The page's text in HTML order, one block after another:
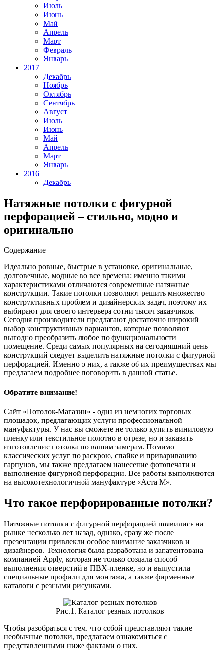
Июль
Июнь
Май
Апрель
Март
Февраль
Январь
2017
Декабрь
Ноябрь
Октябрь
Сентябрь
Август
Июль
Июнь
Май
Апрель
Март
Январь
2016
Декабрь
Натяжные потолки с фигурной
перфорацией – стильно, модно и
оригинально
Содержание
Идеально ровные, быстрые в установке, оригинальные,
долговечные, модные во все времена: именно такими
характеристиками отличаются современные натяжные
конструкции. Такие потолки позволяют решить множество
конструктивных проблем и дизайнерских задач, поэтому их
выбирают для своего интерьера сотни тысяч заказчиков.
Сегодня производители предлагают достаточно широкий
выбор конструктивных вариантов, которые позволяют
выгодно преобразить любое по функциональности
помещение. Среди самых популярных на сегодняшний день
конструкций следует выделить натяжные потолки с фигурной
перфорацией. Именно о них, а также об их преимуществах мы
предлагаем подробнее поговорить в данной статье.
Обратите внимание!
Сайт «Потолок-Магазин» - одна из немногих торговых
площадок, предлагающих услуги профессиональной
мануфактуры. У нас вы сможете не только купить виниловую
пленку или текстильное полотно в отрезе, но и заказать
изготовление потолка по вашим замерам. Помимо
классических услуг по раскрою, спайке и привариванию
гарпунов, мы также предлагаем нанесение фотопечати и
выполнение фигурной перфорации. Все работы выполняются
на высокотехнологичной мануфактуре «Аста М».
Что такое перфорированные потолки?
Натяжные потолки с фигурной перфорацией появились на
рынке несколько лет назад, однако, сразу же после
презентации привлекли особое внимание заказчиков и
дизайнеров. Технология была разработана и запатентована
компанией Apply, которая не только создала способ
выполнения отверстий в ПВХ-пленке, но и выпустила
специальные профили для монтажа, а также фирменные
каталоги с резными рисунками.
Рис.1. Каталог резных потолков
Чтобы разобраться с тем, что собой представляют такие
необычные потолки, предлагаем ознакомиться с
представленными ниже фактами о них.